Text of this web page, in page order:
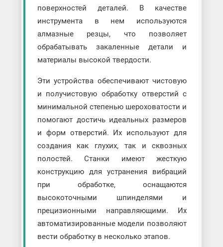
поверхностей деталей. В качестве
инструмента в нем используются
алмазные резцы, что позволяет
обрабатывать закаленные детали и
материалы высокой твердости.
Эти устройства обеспечивают чистовую
и получистовую обработку отверстий с
минимальной степенью шероховатости и
помогают достичь идеальных размеров
и форм отверстий. Их используют для
создания как глухих, так и сквозных
полостей. Станки имеют жесткую
конструкцию для устранения вибраций
при обработке, оснащаются
высокоточными шпинделями и
прецизионными направляющими. Их
автоматизированные модели позволяют
вести обработку в несколько этапов.